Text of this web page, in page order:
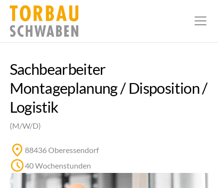
Sachbearbeiter
Montageplanung / Disposition /
Logistik
(M/W/D)
88436 Oberessendorf
40 Wochenstunden